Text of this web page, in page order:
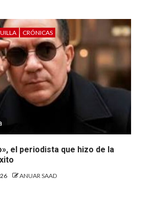
CRÓNICAS
el periodista que hizo de la
ANUAR SAAD